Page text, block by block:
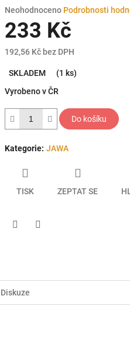
Průměrné
hodnocení
produktu
0,0
hvězdiček.
Neohodnoceno Podrobnosti
233 Kč
192,56 Kč bez DPH
cena:
SKLADEM
(1 ks)
Vyrobeno v ČR
Do košíku
Kategorie: JAWA
TISK ZEPTAT SE
Diskuze